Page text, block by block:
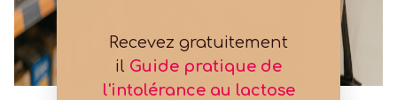
Recevez gratuitement
il Guide pratique de
l'intolérance au lactose